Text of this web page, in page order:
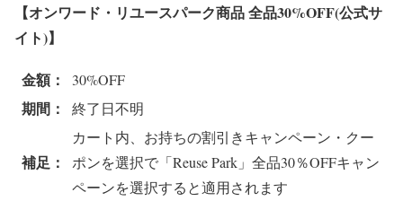
【オンワード・リユースパーク商品 全品30%OFF(公式サ
イト)】
金額： 30%OFF
期間： 終了日不明
補足：
カート内、お持ちの割引きキャンペーン・クー
ポンを選択で「Reuse Park」全品30％OFFキャン
ペーンを選択すると適用されます